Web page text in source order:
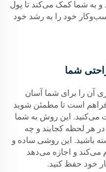
به شما کمک می‌کند تا پول
کسب‌وکار خود را به رشد خود
شما
آن را برای شما آسان
فراهم است تا مطمئن شوید
می‌کنید. این روش به شما
هر لحظه کجایند و چه
باشید. این روشی ساده و
و اجازه می‌دهد
خود حفظ کنید.